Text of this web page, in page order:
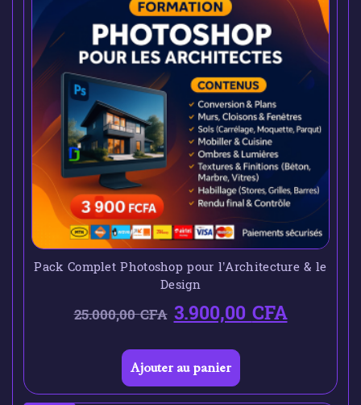
Pack Complet Photoshop pour l’Architecture & le
Design
25.000,00CFA 3.900,00CFA
Ajouter au panier